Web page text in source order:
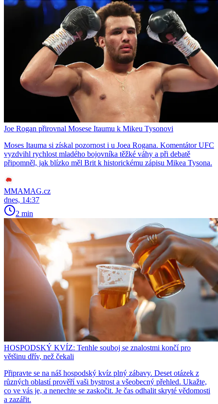
Joe Rogan přirovnal Mosese Itaumu k Mikeu Tysonovi
Moses Itauma si získal pozornost i u Joea Rogana. Komentátor UFC
vyzdvihl rychlost mladého bojovníka těžké váhy a při debatě
připomněl, jak blízko měl Brit k historickému zápisu Mikea Tysona.
MMAMAG.cz
dnes, 14:37
2 min
HOSPODSKÝ KVÍZ: Tenhle souboj se znalostmi končí pro
většinu dřív, než čekali
Připravte se na náš hospodský kvíz plný zábavy. Deset otázek z
různých oblastí prověří vaši bystrost a všeobecný přehled. Ukažte,
co ve vás je, a nenechte se zaskočit. Je čas odhalit skryté vědomosti
a zazářit.